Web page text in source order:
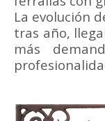
La evolución
tras año,
más